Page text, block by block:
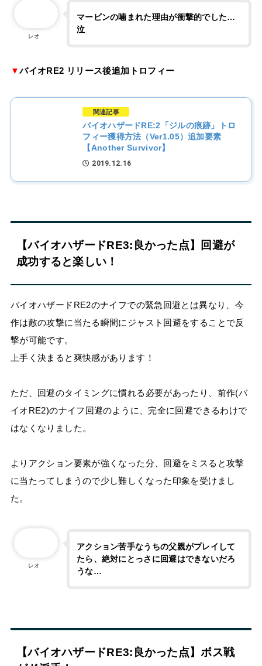
レオ
マービンの噛まれた理由が衝撃的でした…
泣
▼バイオRE2 リリース後追加トロフィー
関連記事
バイオハザードRE:2「ジルの痕跡」トロ
フィー獲得方法（Ver1.05）追加要素
【Another Survivor】
2019.12.16
【バイオハザードRE3:良かった点】回避が
成功すると楽しい！
バイオハザードRE2のナイフでの緊急回避とは異なり、今
作は敵の攻撃に当たる瞬間にジャスト回避をすることで反
撃が可能です。
上手く決まると爽快感があります！
ただ、回避のタイミングに慣れる必要があったり、前作(バ
イオRE2)のナイフ回避のように、完全に回避できるわけで
はなくなりました。
よりアクション要素が強くなった分、回避をミスると攻撃
に当たってしまうので少し難しくなった印象を受けまし
た。
レオ
アクション苦手なうちの父親がプレイして
たら、絶対にとっさに回避はできないだろ
うな…
【バイオハザードRE3:良かった点】ボス戦